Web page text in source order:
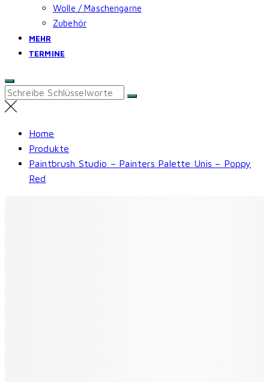
Wolle / Maschengarne
Zubehör
MEHR
TERMINE
Search
for:
Home
Produkte
Paintbrush Studio – Painters Palette Unis – Poppy
Red